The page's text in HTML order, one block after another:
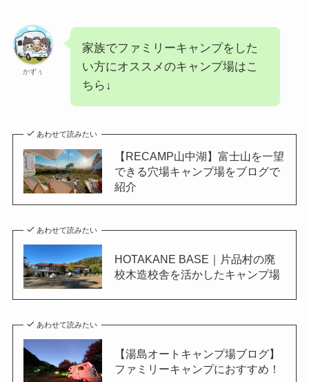
かずぅ
家族でファミリーキャンプをした
い方にオススメのキャンプ場はこ
ちら↓
あわせて読みたい
【RECAMP山中湖】富士山を一望
できる穴場キャンプ場をブログで
紹介
あわせて読みたい
HOTAKANE BASE｜片品村の廃
校木造校舎を活かしたキャンプ場
あわせて読みたい
【湯島オートキャンプ場ブログ】
ファミリーキャンプにおすすめ！